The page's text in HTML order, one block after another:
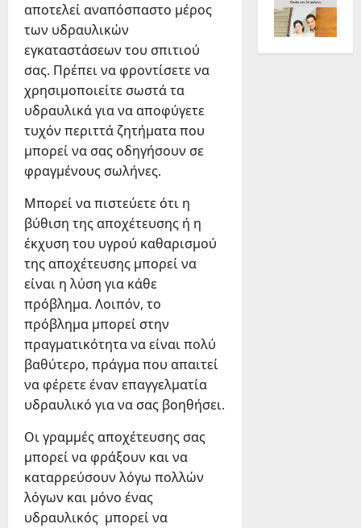
αποτελεί αναπόσπαστο μέρος
των υδραυλικών
εγκαταστάσεων του σπιτιού
σας. Πρέπει να φροντίσετε να
χρησιμοποιείτε σωστά τα
υδραυλικά για να αποφύγετε
τυχόν περιττά ζητήματα που
μπορεί να σας οδηγήσουν σε
φραγμένους σωλήνες.
Μπορεί να πιστεύετε ότι η
βύθιση της αποχέτευσης ή η
έκχυση του υγρού καθαρισμού
της αποχέτευσης μπορεί να
είναι η λύση για κάθε
πρόβλημα. Λοιπόν, το
πρόβλημα μπορεί στην
πραγματικότητα να είναι πολύ
βαθύτερο, πράγμα που απαιτεί
να φέρετε έναν επαγγελματία
υδραυλικό για να σας βοηθήσει.
Οι γραμμές αποχέτευσης σας
μπορεί να φράξουν και να
καταρρεύσουν λόγω πολλών
λόγων και μόνο ένας
υδραυλικός μπορεί να